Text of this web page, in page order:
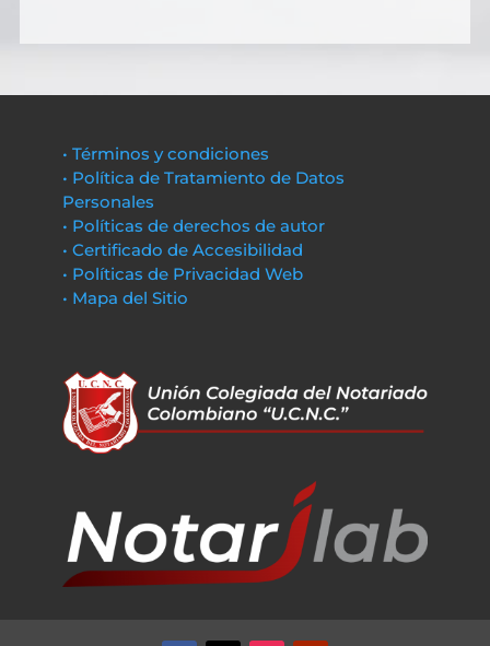
• Términos y condiciones
• Política de Tratamiento de Datos
Personales
• Políticas de derechos de autor
• Certificado de Accesibilidad
• Políticas de Privacidad Web
• Mapa del Sitio